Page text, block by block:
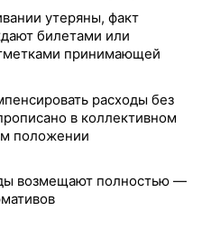
утеряны, факт
билетами или
принимающей
расходы без
в коллективном
положении
возмещают полностью —